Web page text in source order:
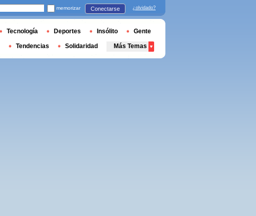
memorizar Conectarse ¿olvidado?
Tecnología Deportes Insólito Gente
Tendencias Solidaridad Más Temas